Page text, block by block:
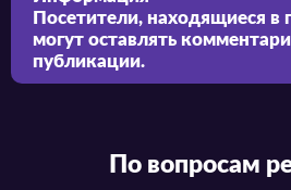
Посетители, находящиеся в
могут оставлять
публикации.
По вопросам